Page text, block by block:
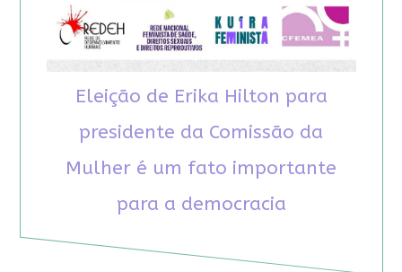
Eleição de Erika Hilton para
presidente da Comissão da
Mulher é um fato importante
para a democracia